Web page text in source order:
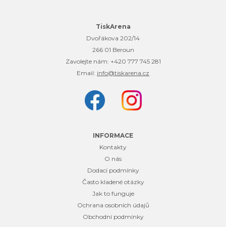
TiskArena
Dvořákova 202/14
266 01 Beroun
Zavolejte nám: +420 777 745 281
Email: info@tiskarena.cz
INFORMACE
Kontakty
O nás
Dodací podmínky
Často kladené otázky
Jak to funguje
Ochrana osobních údajů
Obchodní podmínky